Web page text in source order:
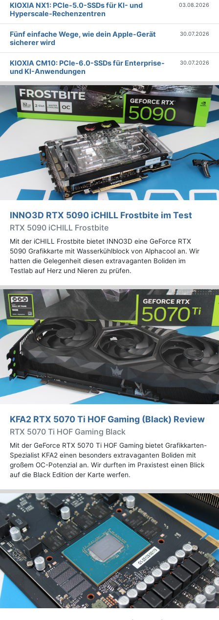
KIOXIA NX1: PCIe-5.0-SSDs für KI- und
Hyperscale-Rechenzentren
03.08.2026
Fünf einfache Wege, wie dein Apple-Gerät
sicherer wird
30.07.2026
KIOXIA CM10: PCIe-6.0-SSDs für Enterprise-
und KI-Anwendungen
30.07.2026
INNO3D RTX 5090 iCHILL Frostbite im Test
RTX 5090 iCHILL Frostbite
Mit der iCHILL Frostbite bietet INNO3D eine GeForce RTX
5090 Grafikkarte mit Wasserkühlblock von Alphacool an. Wir
hatten die Gelegenheit diesen extravaganten Boliden im
Testlab auf Herz und Nieren zu prüfen.
KFA2 RTX 5070 Ti HOF Gaming (Black) Review
RTX 5070 Ti HOF Gaming Black
Mit der GeForce RTX 5070 Ti HOF Gaming bietet Grafikkarten-
Spezialist KFA2 einen besonders extravaganten Boliden mit
großem OC-Potenzial an. Wir durften im Praxistest einen Blick
auf die Black Edition der Karte werfen.